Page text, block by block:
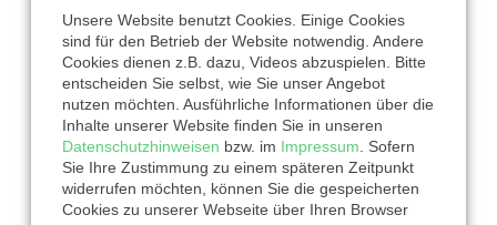
selbst, andere und die Natur.
AlsWaldpate oder Waldpatinkönnen Sie
bei "Mein Regenwald" ihre ganz
persönliches Stück Regenwald dauerhaft
vor der Zerstörung retten.
Unsere Website benutzt Cookies. Einige Cookies
sind für den Betrieb der Website notwendig. Andere
Cookies dienen z.B. dazu, Videos abzuspielen. Bitte
entscheiden Sie selbst, wie Sie unser Angebot
nutzen möchten. Ausführliche Informationen über die
Inhalte unserer Website finden Sie in unseren
Datenschutzhinweisen bzw. im Impressum . Sofern
Sie Ihre Zustimmung zu einem späteren Zeitpunkt
widerrufen möchten, können Sie die gespeicherten
Cookies zu unserer Webseite über Ihren Browser